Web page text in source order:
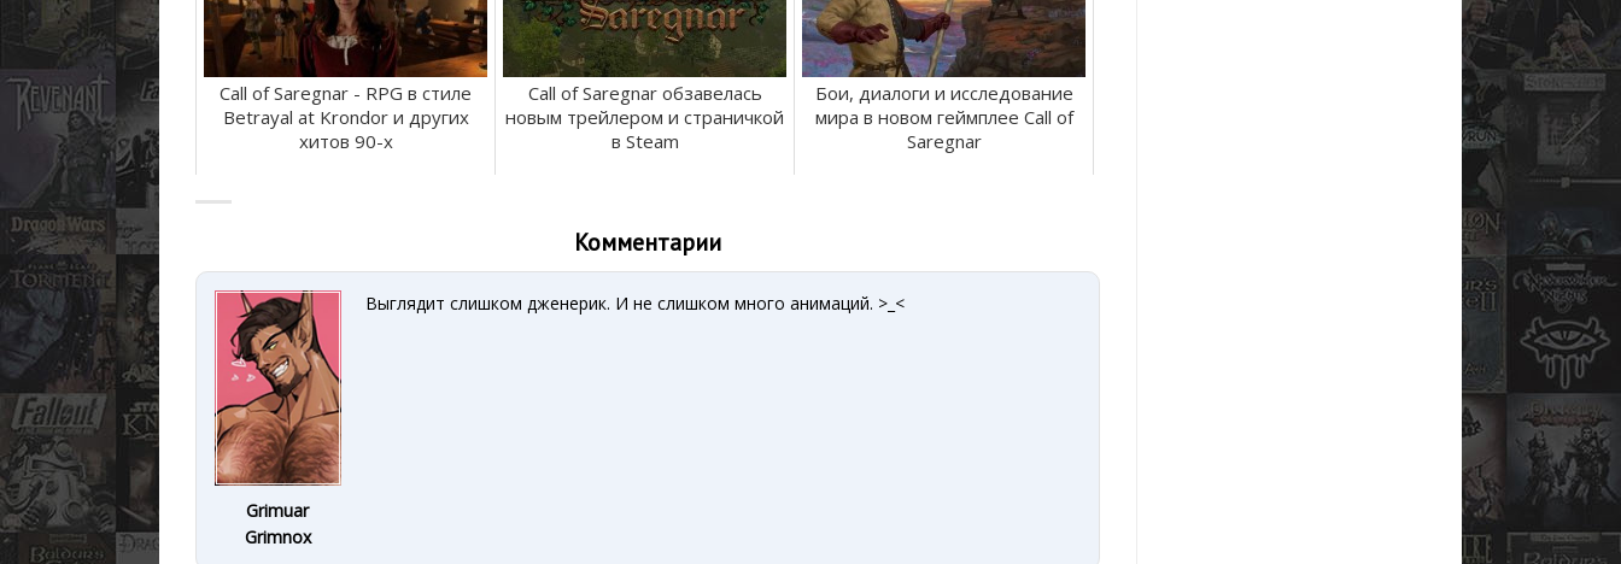
Call of Saregnar - RPG в стиле
Betrayal at Krondor и других
хитов 90-х
Call of Saregnar обзавелась
новым трейлером и страничкой
в Steam
Бои, диалоги и исследование
мира в новом геймплее Call of
Saregnar
Комментарии
Grimuar
Grimnox
Выглядит слишком дженерик. И не слишком много анимаций. >_<